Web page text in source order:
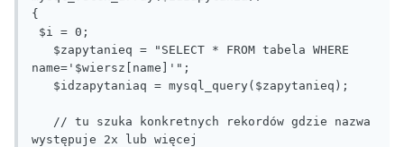
{
name='$wiersz[name]'";
występuje 2x lub więcej